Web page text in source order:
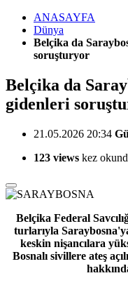
ANASAYFA
Dünya
Belçika da
soruşturyor
Belçika da
gidenleri
21.05.2026 20:34
123 views kez
Belçika Federal
turlarıyla
keskin nişancılara
Bosnalı sivillere ateş